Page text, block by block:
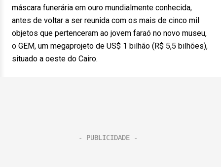
máscara funerária em ouro mundialmente conhecida,
antes de voltar a ser reunida com os mais de cinco mil
objetos que pertenceram ao jovem faraó no novo museu,
o GEM, um megaprojeto de US$ 1 bilhão (R$ 5,5 bilhões),
situado a oeste do Cairo.